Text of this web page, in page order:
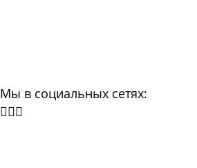
Мы в социальных сетях: